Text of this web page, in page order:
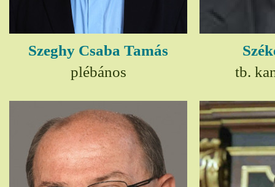
Szeghy Csaba Tamás
plébános
tb.